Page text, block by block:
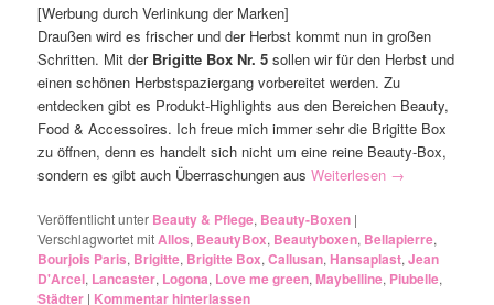
[Werbung durch Verlinkung der Marken]
Draußen wird es frischer und der Herbst kommt nun in großen
Schritten. Mit der Brigitte Box Nr. 5 sollen wir für den Herbst und
einen schönen Herbstspaziergang vorbereitet werden. Zu
entdecken gibt es Produkt-Highlights aus den Bereichen Beauty,
Food & Accessoires. Ich freue mich immer sehr die Brigitte Box
zu öffnen, denn es handelt sich nicht um eine reine Beauty-Box,
sondern es gibt auch Überraschungen ausWeiterlesen →
Veröffentlicht unter Beauty & Pflege, Beauty-Boxen |
Verschlagwortet mitAllos, BeautyBox, Beautyboxen, Bellapierre,
Bourjois Paris, Brigitte, Brigitte Box,Callusan,Hansaplast,Jean
D'Arcel, Lancaster, Logona, Love me green,Maybelline, Piubelle,
Städter | Kommentar hinterlassen